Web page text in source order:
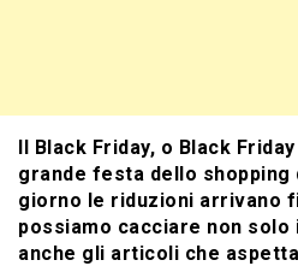
Il Black Friday, o Black
grande festa dello shopping
giorno le riduzioni arrivano
possiamo cacciare non solo
anche gli articoli che